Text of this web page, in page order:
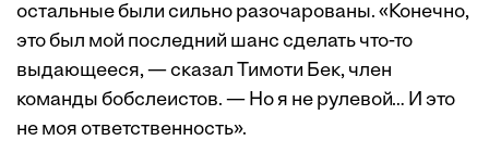
остальные были сильно разочарованы. «Конечно,
это был мой последний шанс сделать что-то
выдающееся, — сказал Тимоти Бек, член
команды бобслеистов. — Но я не рулевой… И это
не моя ответственность».